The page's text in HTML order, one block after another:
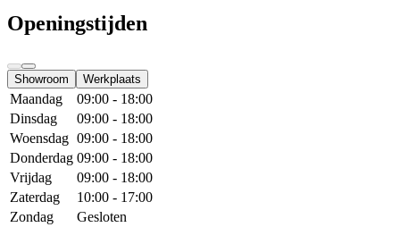
Openingstijden
Showroom Werkplaats
Maandag
09:00 - 18:00
Dinsdag
09:00 - 18:00
Woensdag 09:00 - 18:00
Donderdag 09:00 - 18:00
Vrijdag
09:00 - 18:00
Zaterdag
10:00 - 17:00
Zondag
Gesloten